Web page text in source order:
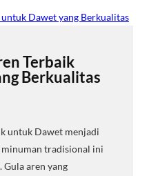
Terbaik
Berkualitas
untuk Dawet menjadi
minuman tradisional ini
aren yang